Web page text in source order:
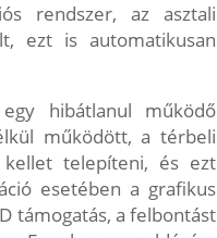
rendszer, az asztali
ezt is automatikusan
hibátlanul működő
működött, a térbeli
kellet telepíteni, és ezt
esetében a grafikus
támogatás, a felbontást